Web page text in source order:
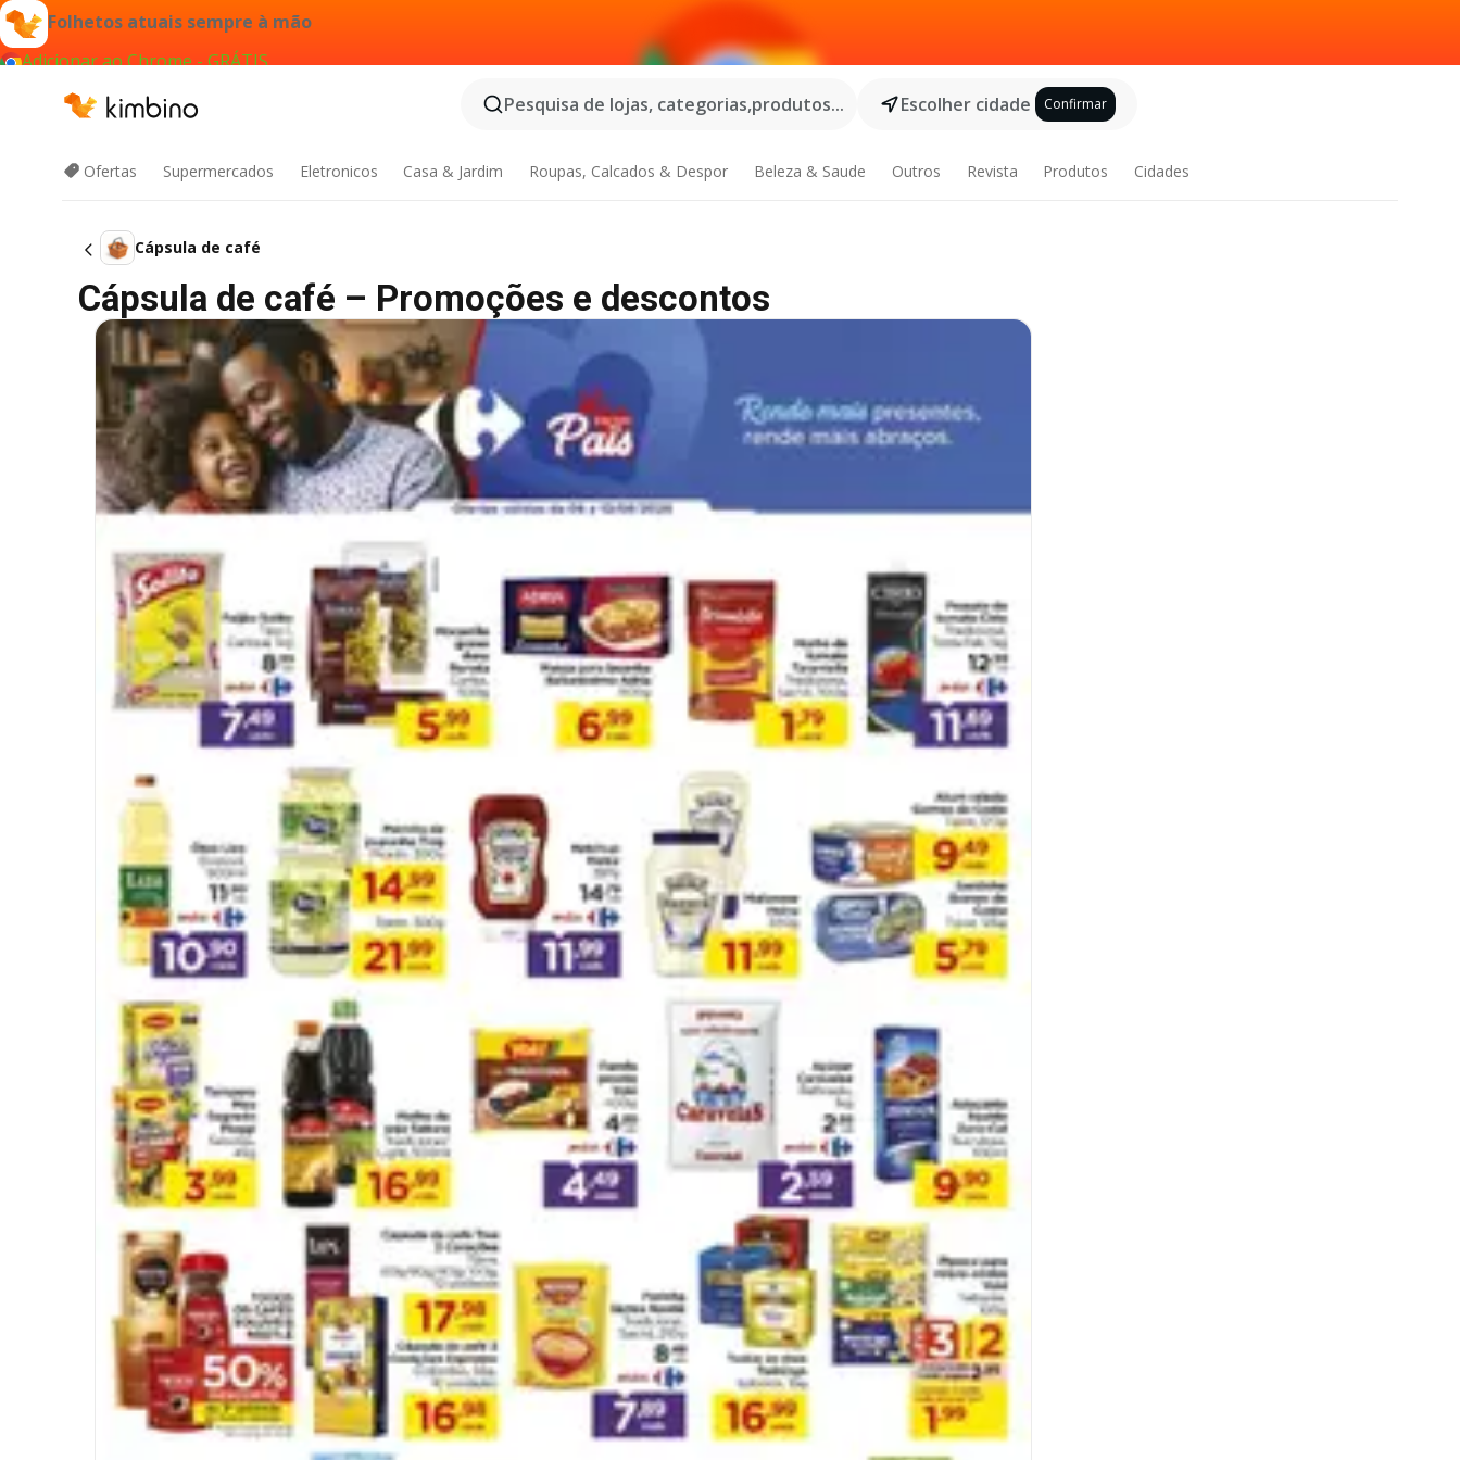
Folhetos atuais sempre à mão
Adicionar ao Chrome - GRÁTIS
Pesquisa de lojas, categorias,produtos...
Escolher cidade Confirmar
Ofertas Supermercados Eletronicos Casa & Jardim Roupas, Calcados & Despor Beleza & Saude Outros Revista Produtos Cidades
Cápsula de café
Cápsula de café – Promoções e descontos